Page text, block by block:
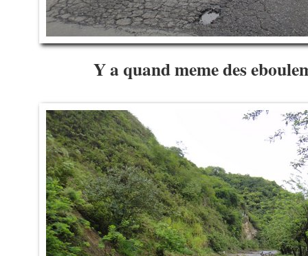
Y a quand meme des